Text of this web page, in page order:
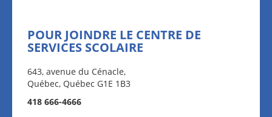
POUR JOINDRE LE CENTRE DE
SERVICES SCOLAIRE
643, avenue du Cénacle,
Québec, Québec G1E 1B3
418 666-4666